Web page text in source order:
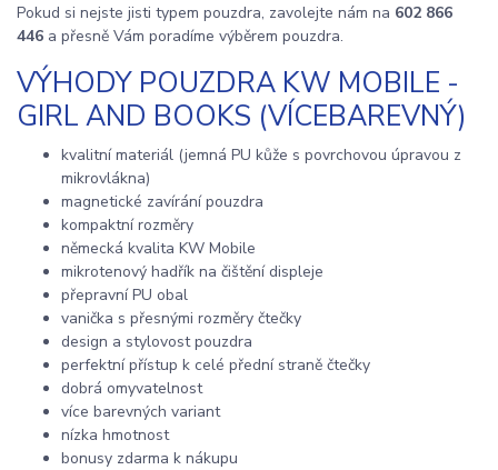
Pokud si nejste jisti typem pouzdra, zavolejte nám na 602 866
446 a přesně Vám poradíme výběrem pouzdra.
VÝHODY POUZDRA KW MOBILE -
GIRL AND BOOKS (VÍCEBAREVNÝ)
kvalitní materiál (jemná PU kůže s povrchovou úpravou z
mikrovlákna)
magnetické zavírání pouzdra
kompaktní rozměry
německá kvalita KW Mobile
mikrotenový hadřík na čištění displeje
přepravní PU obal
vanička s přesnými rozměry čtečky
design a stylovost pouzdra
perfektní přístup k celé přední straně čtečky
dobrá omyvatelnost
více barevných variant
nízka hmotnost
bonusy zdarma k nákupu